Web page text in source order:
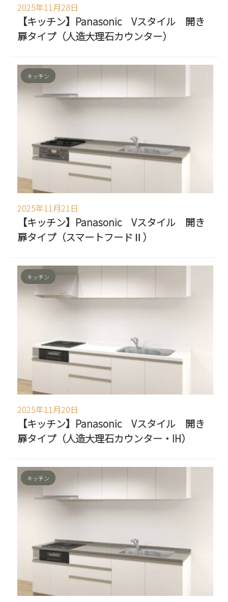
2025年11月28日
【キッチン】Panasonic Vスタイル 開き
扉タイプ（人造大理石カウンター）
キッチン
2025年11月21日
【キッチン】Panasonic Vスタイル 開き
扉タイプ（スマートフードⅡ）
キッチン
2025年11月20日
【キッチン】Panasonic Vスタイル 開き
扉タイプ（人造大理石カウンター・IH）
キッチン